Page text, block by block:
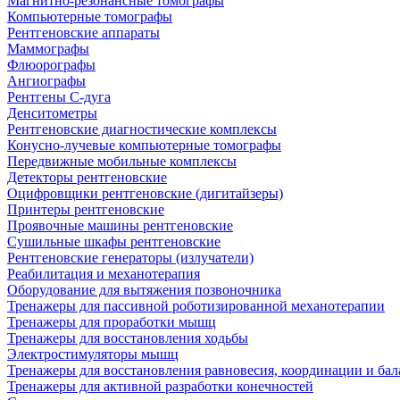
Компьютерные томографы
Рентгеновские аппараты
Маммографы
Флюорографы
Ангиографы
Рентгены С-дуга
Денситометры
Рентгеновские диагностические комплексы
Конусно-лучевые компьютерные томографы
Передвижные мобильные комплексы
Детекторы рентгеновские
Оцифровщики рентгеновские (дигитайзеры)
Принтеры рентгеновские
Проявочные машины рентгеновские
Сушильные шкафы рентгеновские
Рентгеновские генераторы (излучатели)
Реабилитация и механотерапия
Оборудование для вытяжения позвоночника
Тренажеры для пассивной роботизированной механотерапии
Тренажеры для проработки мышц
Тренажеры для восстановления ходьбы
Электростимуляторы мышц
Тренажеры для восстановления равновесия, координации и
Тренажеры для активной разработки конечностей